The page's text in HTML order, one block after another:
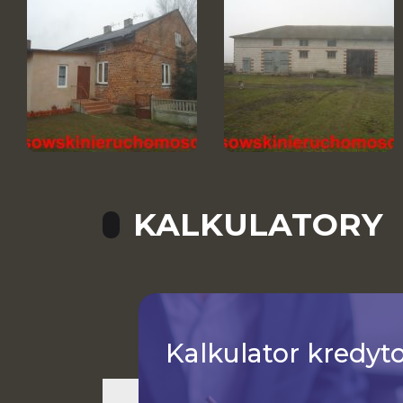
KALKULATORY
Kalkulator